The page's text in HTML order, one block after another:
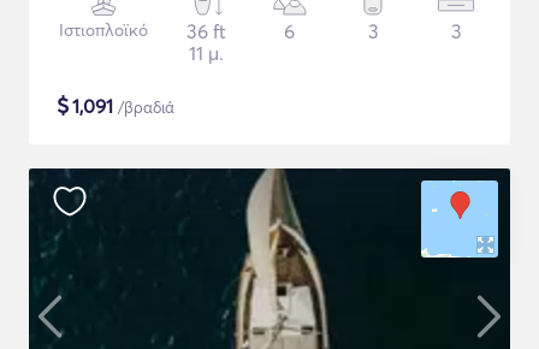
Ιστιοπλοϊκό
36 ft
11 μ.
6 3 3
$1,091 /βραδιά